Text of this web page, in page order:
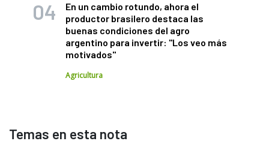
En un cambio rotundo, ahora el
productor brasilero destaca las
buenas condiciones del agro
argentino para invertir: "Los veo más
motivados"
Agricultura
Temas en esta nota